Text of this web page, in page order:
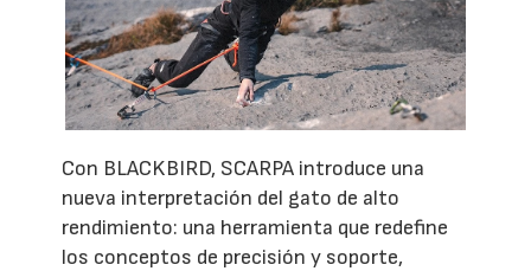
Con BLACKBIRD, SCARPA introduce una
nueva interpretación del gato de alto
rendimiento: una herramienta que redefine
los conceptos de precisión y soporte,